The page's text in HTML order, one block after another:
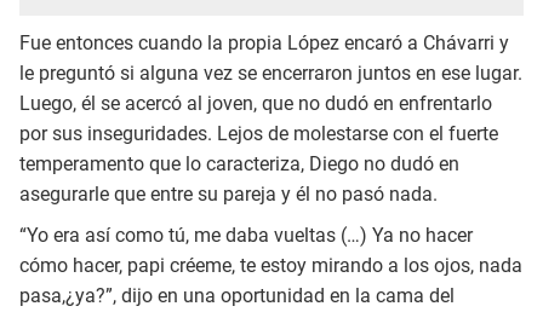
Fue entonces cuando la propia López encaró a Chávarri y
le preguntó si alguna vez se encerraron juntos en ese lugar.
Luego, él se acercó al joven, que no dudó en enfrentarlo
por sus inseguridades. Lejos de molestarse con el fuerte
temperamento que lo caracteriza, Diego no dudó en
asegurarle que entre su pareja y él no pasó nada.
“Yo era así como tú, me daba vueltas (…) Ya no hacer
cómo hacer, papi créeme, te estoy mirando a los ojos, nada
pasa,¿ya?”, dijo en una oportunidad en la cama del